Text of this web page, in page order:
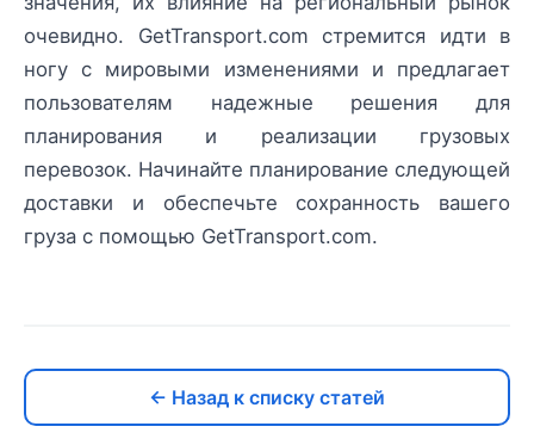
очевидно. GetTransport.com стремится идти в
ногу с мировыми изменениями и предлагает
пользователям надежные решения для
планирования и реализации грузовых
перевозок. Начинайте планирование следующей
доставки и обеспечьте сохранность вашего
груза с помощью GetTransport.com.
← Назад к списку статей